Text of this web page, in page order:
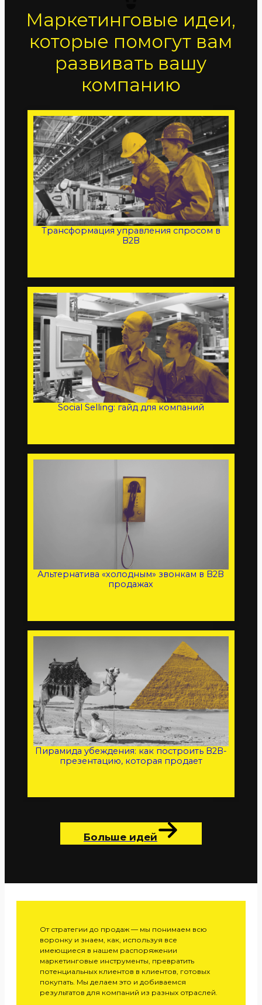
Маркетинговые идеи,
которые помогут вам
развивать вашу
компанию
Трансформация управления спросом в
B2B
Social Selling: гайд для компаний
Альтернатива «холодным» звонкам в B2B
продажах
Пирамида убеждения: как построить B2B-
презентацию, которая продает
Больше идей
От стратегии до продаж — мы понимаем всю
воронку и знаем, как, используя все
имеющиеся в нашем распоряжении
маркетинговые инструменты, превратить
потенциальных клиентов в клиентов, готовых
покупать. Мы делаем это и добиваемся
результатов для компаний из разных отраслей.